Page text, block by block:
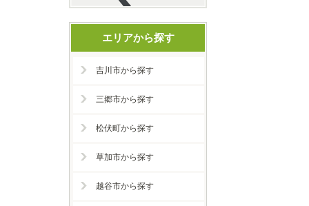
エリアから探す
吉川市から探す
三郷市から探す
松伏町から探す
草加市から探す
越谷市から探す